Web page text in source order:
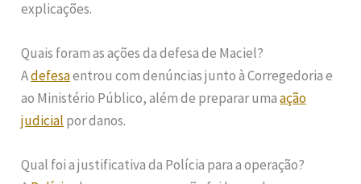
explicações.
Quais foram as ações da defesa de Maciel?
Adefesaentrou com denúncias junto à Corregedoria e
ao Ministério Público, além de preparar umaação
judicial por danos.
Qual foi a justificativa da Polícia para a operação?